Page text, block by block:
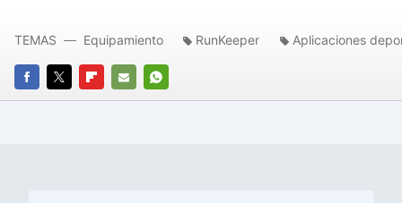
FACEBOOK
TWITTERFLIPBOARD
E-
WHATSAPP
TEMAS Equipamiento RunKeeper Aplicaciones